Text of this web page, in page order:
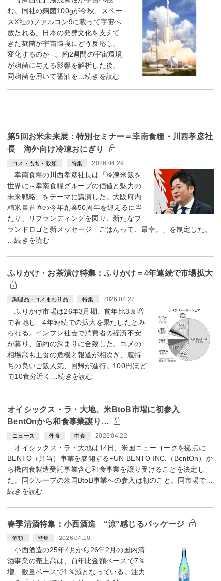
む。同社の麹菌100gが今秋、スペー
スX社のファルコン9に載って宇宙へ
放たれる。日本の発酵文化を支えて
きた麹菌が宇宙環境にどう反応し、
変化するのか--。約2週間の宇宙環境
が麹菌に与える影響を解析した後、
同麹菌を用いて醤油を…続きを読む
第5回お米未来展：特別セミナー＝幸南食糧・川西孝彦社
長 海外向け冷凍おにぎり
コメ・もち・穀類 特集 2026.04.29
幸南食糧の川西孝彦社長は「冷凍米飯を
世界に～幸南食糧グループの価値と魅力の
未来戦略」をテーマに講演した。大阪府内
精米量首位の今年創業50周年を迎えるに当
たり、リブランディングを図り、新たなブ
ランドロゴと新メッセージ「ごはんって、最幸。」を制定した。
…続きを読む
ふりかけ・お茶漬け特集：ふりかけ＝4年連続で市場拡大
調理品・コメまわり品 特集 2026.04.27
ふりかけ市場は26年3月期、前年比3％増
で着地し、4年連続での拡大を果たしたとみ
られる。インフレ社会で消費者の経済不安
が募り、節約の深まりに合致した。コメの
相場高も主食の危機と報道が相次ぎ、腹持
ちの良いご飯人気、回帰が進行。100円ほど
で10食分近く…続きを読む
オイシックス・ラ・大地、米BtoB市場に初参入
BentOnから和食事業譲り…
ニュース 外食 中食 2026.04.22
オイシックス・ラ・大地は14日、米国ニューヨークを拠点に
BENTO（弁当）事業を展開するFUN BENTO INC.（BentOn）か
ら機内食製造受託事業含む和食事業を譲り受けることを決定し
た。同グループの米国BtoB事業への参入は初のこと。同市場で…
続きを読む
春季清酒特集：小西酒造 “涼”感じるパッケージ
酒類 特集 2026.04.10
小西酒造の25年4月から26年2月の国内清
酒事業の売上高は、前年比金額ベースで7％
増、数量ベースで1％減となっている。注力